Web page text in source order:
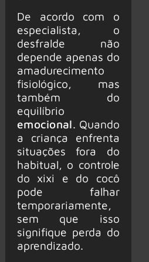
De acordo com o
especialista, o
desfralde não
depende apenas do
amadurecimento
fisiológico, mas
também do
equilíbrio
emocional. Quando
a criança enfrenta
situações fora do
habitual, o controle
do xixi e do cocô
pode falhar
temporariamente,
sem que isso
signifique perda do
aprendizado.